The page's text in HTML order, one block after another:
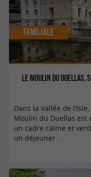
Le Moulin du Duellas,
Familiale
Dans la Vallée de
Moulin du Duellas est
un cadre calme et
un déjeuner ...